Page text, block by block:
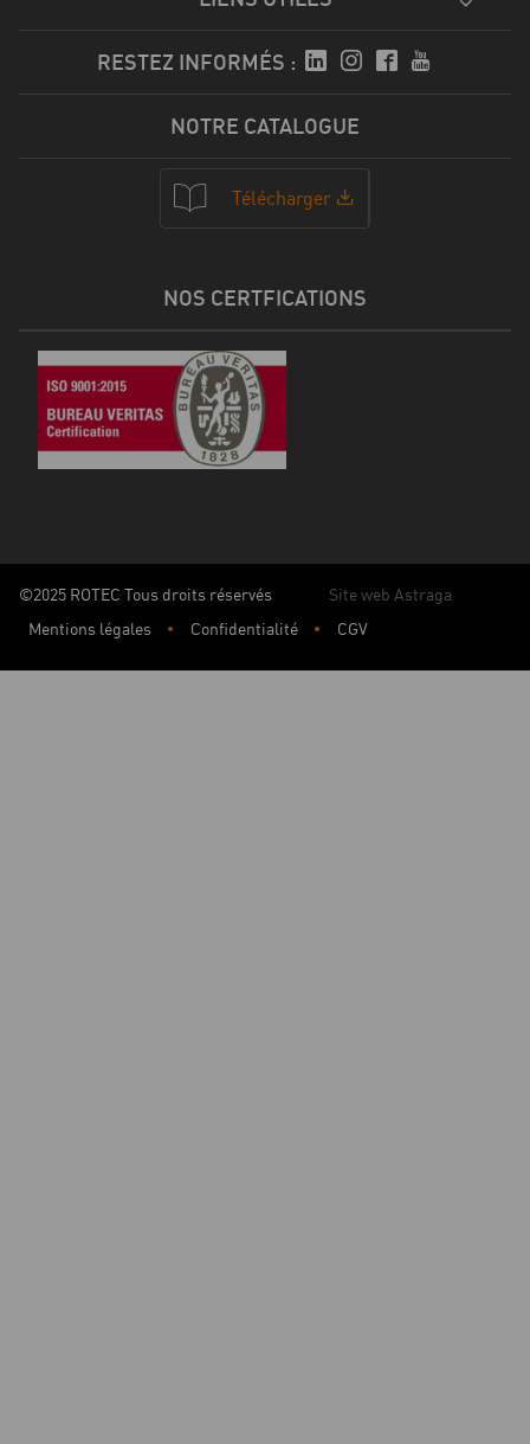
RESTEZ INFORMÉS :
NOTRE CATALOGUE
Télécharger
NOS CERTFICATIONS
©2025 ROTEC Tous droits réservés
Site web Astraga
Mentions légales
Confidentialité CGV